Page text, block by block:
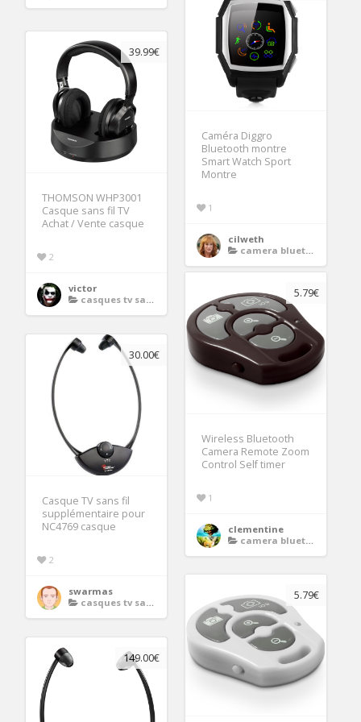
Caméra Diggro
Bluetooth montre
Smart Watch Sport
Montre
1
cilweth
camera bluetooth
39.99€
THOMSON WHP3001
Casque sans fil TV
Achat / Vente casque
2
victor
casques tv sans fil
5.79€
Wireless Bluetooth
Camera Remote Zoom
Control Self timer
1
clementine
camera bluetooth
30.00€
Casque TV sans fil
supplémentaire pour
NC4769 casque
2
swarmas
casques tv sans fil
5.79€
149.00€